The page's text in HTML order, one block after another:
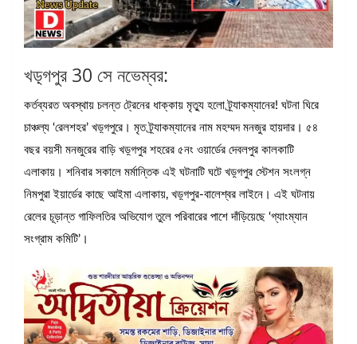
খড়্গপুর 30 সে নভেম্বর:
কর্তব্যরত অবস্থায় চলন্ত ট্রেনের ধাক্কায় মৃত্যু হলো ট্র্যাকম্যানের! ঘটনা ঘিরে
চাঞ্চল্য ‘রেলশহর’ খড়্গপুরে। মৃত ট্র্যাকম্যানের নাম মহম্মদ মনজুর হায়দার। ৫৪
বছর বয়সী মনজুরের বাড়ি খড়্গপুর শহরের ৫নং ওয়ার্ডের দেবলপুর কালকাটি
এলাকায়। শনিবার সকালে মর্মান্তিক এই ঘটনাটি ঘটে খড়্গপুর স্টেশন সংলগ্ন
নিমপুরা ইয়ার্ডের কাছে আইমা এলাকায়, খড়্গপুর-বালেশ্বর লাইনে। এই ঘটনায়
রেলের চূড়ান্ত গাফিলতির অভিযোগ তুলে পরিবারের পাশে দাঁড়িয়েছে ‘গ্যাংম্যান
সংগ্রাম কমিটি’।